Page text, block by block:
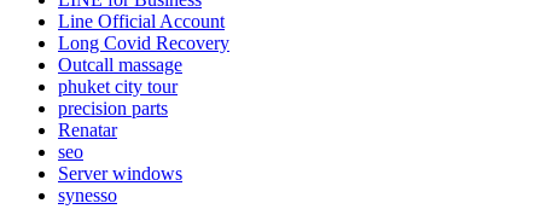
Line Official Account
Long Covid Recovery
Outcall massage
phuket city tour
precision parts
Renatar
seo
Server windows
synesso